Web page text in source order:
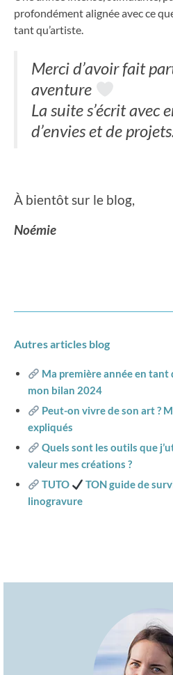
profondément alignée avec ce
tant qu’artiste.
Merci d’avoir fait
aventure
La suite s’écrit avec
d’envies et de
À bientôt sur le blog,
Noémie
Autres articles blog
Ma première année en tant
mon bilan 2024
Peut-on vivre de son art ?
expliqués
Quels sont les outils que
valeur mes créations ?
TUTO
TON guide de
linogravure